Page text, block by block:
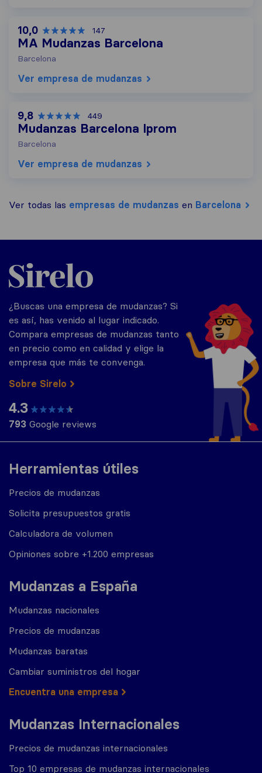
10,0 147
MA Mudanzas Barcelona
Barcelona
Ver empresa de mudanzas
9,8 449
Mudanzas Barcelona Iprom
Barcelona
Ver empresa de mudanzas
Ver todas las empresas de mudanzas en Barcelona
Herramientas útiles
Precios de mudanzas
Solicita presupuestos gratis
Calculadora de volumen
Opiniones sobre +1.200 empresas
Mudanzas a España
Mudanzas nacionales
Precios de mudanzas
Mudanzas baratas
Cambiar suministros del hogar
Encuentra una empresa
Mudanzas Internacionales
Precios de mudanzas internacionales
Top 10 empresas de mudanzas internacionales
Sirelo.es
¿Buscas una empresa de mudanzas? Si
es así, has venido al lugar indicado.
Compara empresas de mudanzas tanto
en precio como en calidad y elige la
empresa que más te convenga.
Sobre Sirelo
4.3
793 Google reviews